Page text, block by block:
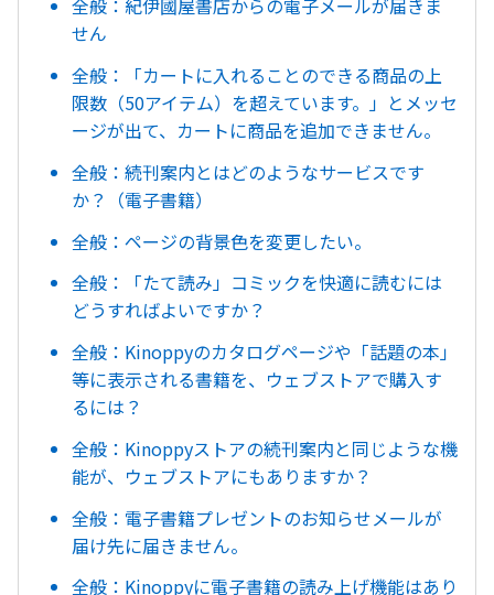
全般：紀伊國屋書店からの電子メールが届きま
せん
全般：「カートに入れることのできる商品の上
限数（50アイテム）を超えています。」とメッセ
ージが出て、カートに商品を追加できません。
全般：続刊案内とはどのようなサービスです
か？（電子書籍）
全般：ページの背景色を変更したい。
全般：「たて読み」コミックを快適に読むには
どうすればよいですか？
全般：Kinoppyのカタログページや「話題の本」
等に表示される書籍を、ウェブストアで購入す
るには？
全般：Kinoppyストアの続刊案内と同じような機
能が、ウェブストアにもありますか？
全般：電子書籍プレゼントのお知らせメールが
届け先に届きません。
全般：Kinoppyに電子書籍の読み上げ機能はあり